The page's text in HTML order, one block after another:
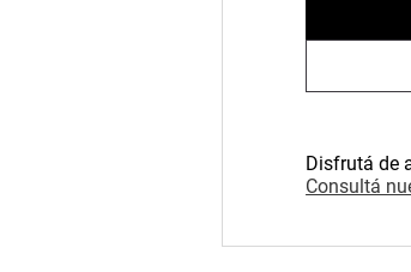
Disfrutá de
Consultá